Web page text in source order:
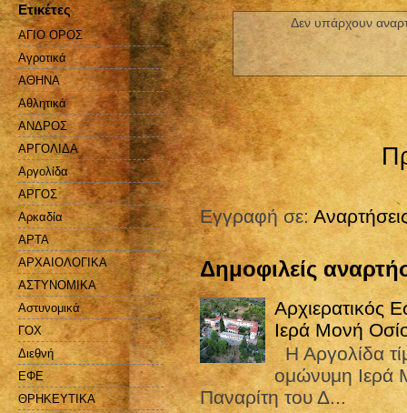
Δεν υπάρχουν
Εγγραφή σε:
Δημοφιλείς
Αρχιερατικός
Ιερά Μονή
Η Αργολίδα
ομώνυμη Ιερά
Παναρίτη του Δ...
Ετικέτες
ΑΓΙΟ ΟΡΟΣ
Αγροτικά
ΑΘΗΝΑ
Αθλητικά
ΑΝΔΡΟΣ
ΑΡΓΟΛΙΔΑ
Αργολίδα
ΑΡΓΟΣ
Αρκαδία
ΑΡΤΑ
ΑΡΧΑΙΟΛΟΓΙΚΑ
ΑΣΤΥΝΟΜΙΚΑ
Αστυνομικά
ΓΟΧ
Διεθνή
ΕΦΕ
ΘΡΗΚΕΥΤΙΚΑ